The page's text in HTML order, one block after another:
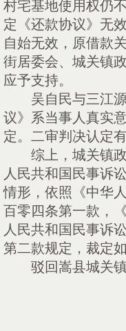
村宅基地使用权仍
定《还款协议》无
自始无效，原借款
街居委会、城关镇
应予支持。
吴自民与三江
议》系当事人真实
定。二审判决认定
综上，城关镇
人民共和国民事诉
情形，依照《中华
百零四条第一款，
人民共和国民事诉
第二款规定，裁定如
驳回嵩县城关